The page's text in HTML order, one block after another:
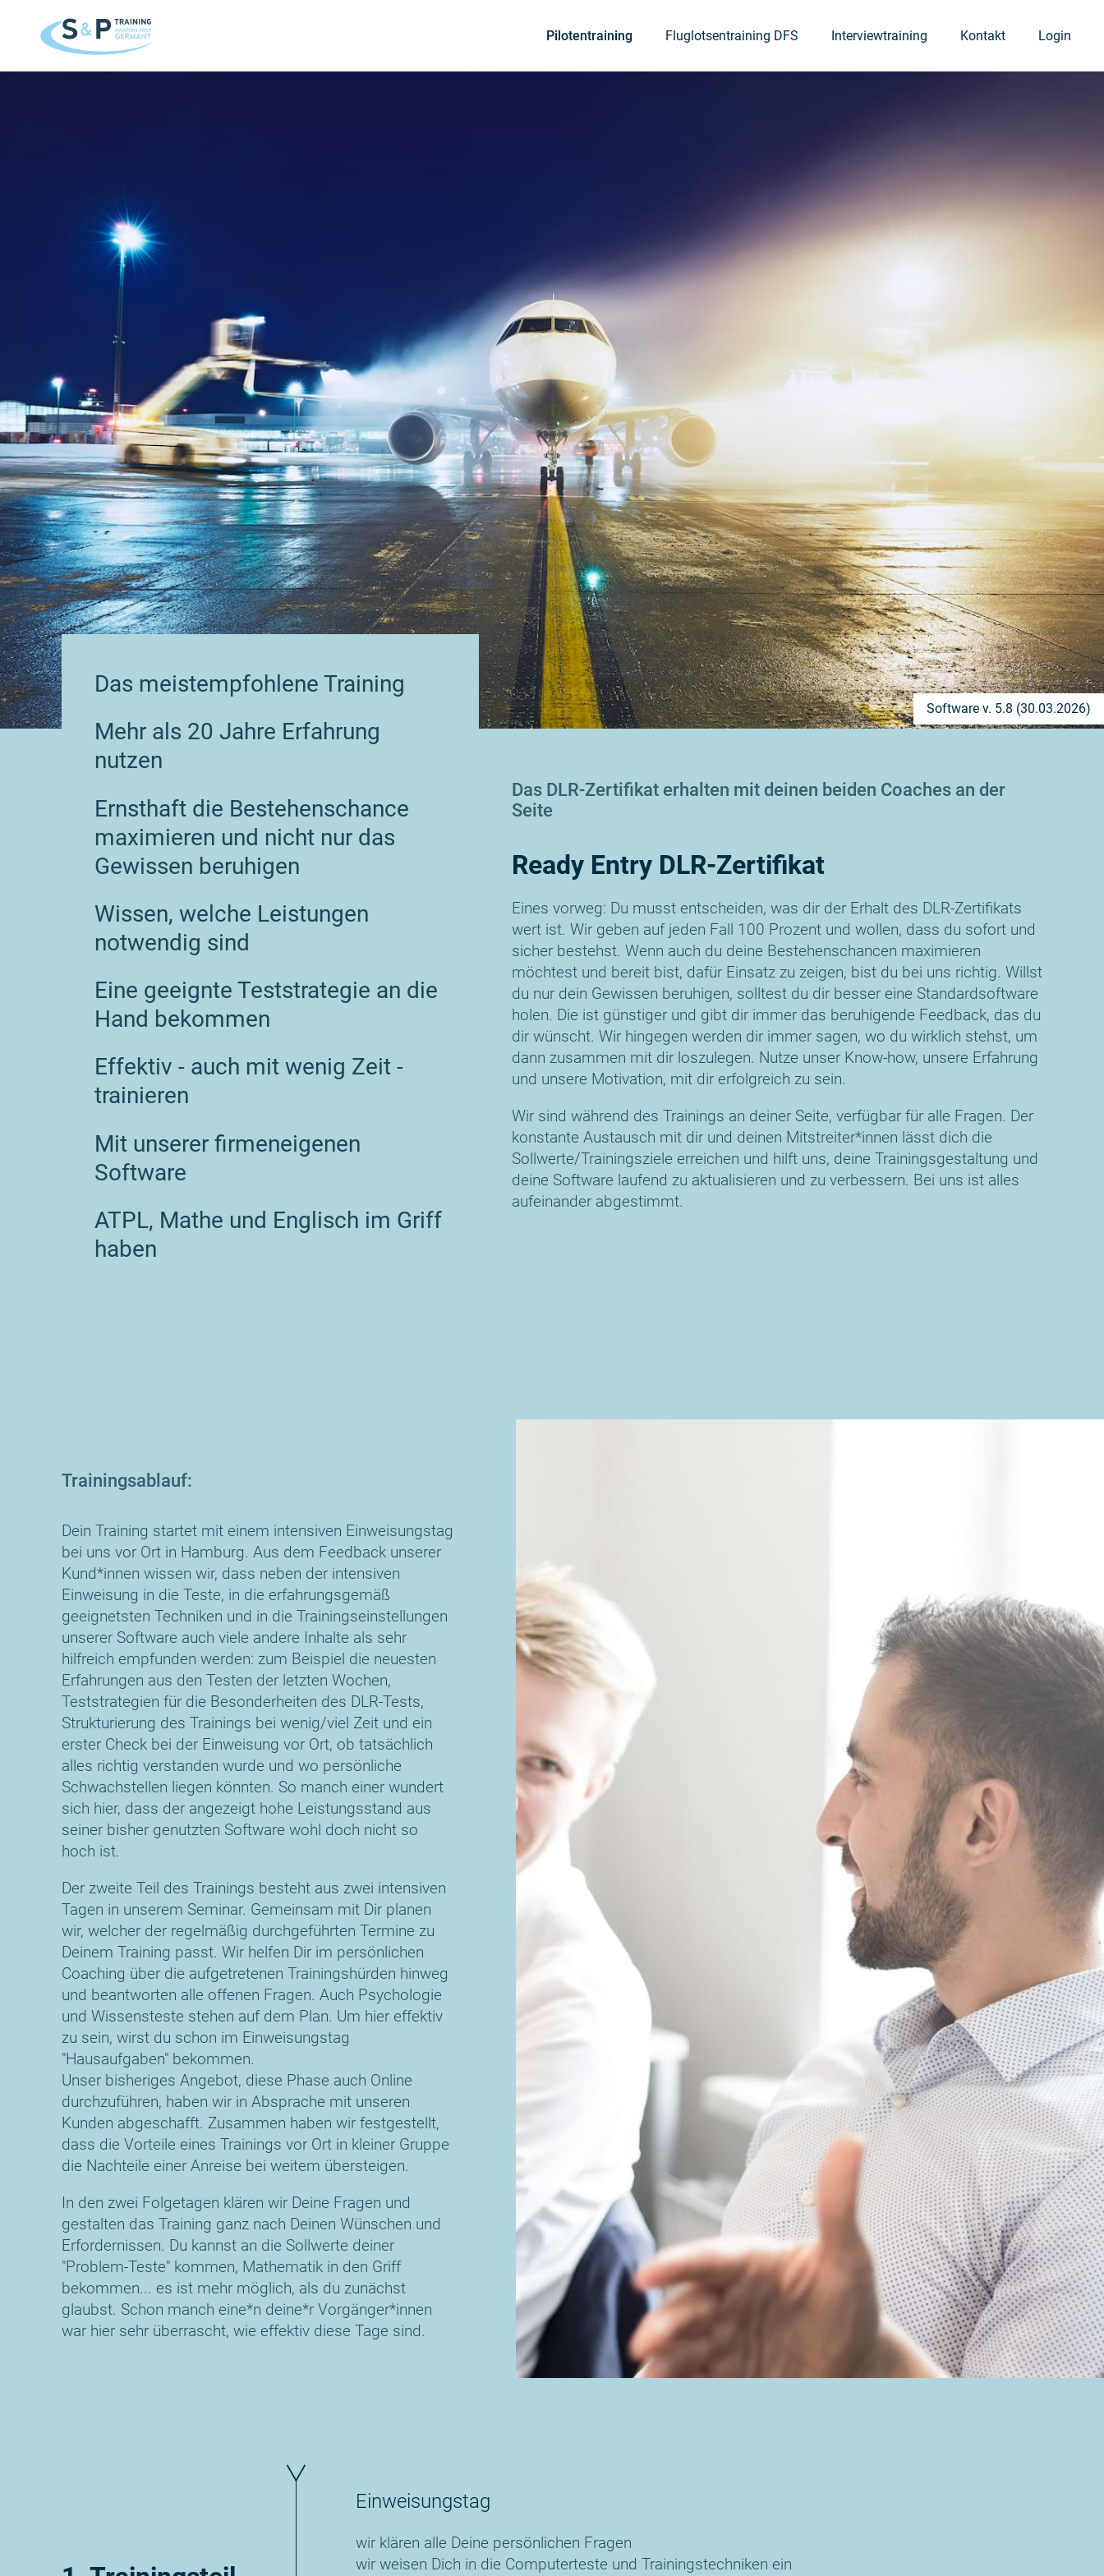
Pilotentraining Fluglotsentraining DFS Interviewtraining Kontakt Login
Software v. 5.8 (30.03.2026)
Das meistempfohlene Training
Mehr als 20 Jahre Erfahrung
nutzen
Ernsthaft die Bestehenschance
maximieren und nicht nur das
Gewissen beruhigen
Wissen, welche Leistungen
notwendig sind
Eine geeignte Teststrategie an die
Hand bekommen
Effektiv - auch mit wenig Zeit -
trainieren
Mit unserer firmeneigenen
Software
ATPL, Mathe und Englisch im Griff
haben
Das DLR-Zertifikat erhalten mit deinen beiden Coaches an der
Seite
Ready Entry DLR-Zertifikat
Eines vorweg: Du musst entscheiden, was dir der Erhalt des DLR-Zertifikats
wert ist. Wir geben auf jeden Fall 100 Prozent und wollen, dass du sofort und
sicher bestehst. Wenn auch du deine Bestehenschancen maximieren
möchtest und bereit bist, dafür Einsatz zu zeigen, bist du bei uns richtig. Willst
du nur dein Gewissen beruhigen, solltest du dir besser eine Standardsoftware
holen. Die ist günstiger und gibt dir immer das beruhigende Feedback, das du
dir wünscht. Wir hingegen werden dir immer sagen, wo du wirklich stehst, um
dann zusammen mit dir loszulegen. Nutze unser Know-how, unsere Erfahrung
und unsere Motivation, mit dir erfolgreich zu sein.
Wir sind während des Trainings an deiner Seite, verfügbar für alle Fragen. Der
konstante Austausch mit dir und deinen Mitstreiter*innen lässt dich die
Sollwerte/Trainingsziele erreichen und hilft uns, deine Trainingsgestaltung und
deine Software laufend zu aktualisieren und zu verbessern. Bei uns ist alles
aufeinander abgestimmt.
Trainingsablauf:
Dein Training startet mit einem intensiven Einweisungstag
bei uns vor Ort in Hamburg. Aus dem Feedback unserer
Kund*innen wissen wir, dass neben der intensiven
Einweisung in die Teste, in die erfahrungsgemäß
geeignetsten Techniken und in die Trainingseinstellungen
unserer Software auch viele andere Inhalte als sehr
hilfreich empfunden werden: zum Beispiel die neuesten
Erfahrungen aus den Testen der letzten Wochen,
Teststrategien für die Besonderheiten des DLR-Tests,
Strukturierung des Trainings bei wenig/viel Zeit und ein
erster Check bei der Einweisung vor Ort, ob tatsächlich
alles richtig verstanden wurde und wo persönliche
Schwachstellen liegen könnten. So manch einer wundert
sich hier, dass der angezeigt hohe Leistungsstand aus
seiner bisher genutzten Software wohl doch nicht so
hoch ist.
Der zweite Teil des Trainings besteht aus zwei intensiven
Tagen in unserem Seminar. Gemeinsam mit Dir planen
wir, welcher der regelmäßig durchgeführten Termine zu
Deinem Training passt. Wir helfen Dir im persönlichen
Coaching über die aufgetretenen Trainingshürden hinweg
und beantworten alle offenen Fragen. Auch Psychologie
und Wissensteste stehen auf dem Plan. Um hier effektiv
zu sein, wirst du schon im Einweisungstag
"Hausaufgaben" bekommen.
Unser bisheriges Angebot, diese Phase auch Online
durchzuführen, haben wir in Absprache mit unseren
Kunden abgeschafft. Zusammen haben wir festgestellt,
dass die Vorteile eines Trainings vor Ort in kleiner Gruppe
die Nachteile einer Anreise bei weitem übersteigen.
In den zwei Folgetagen klären wir Deine Fragen und
gestalten das Training ganz nach Deinen Wünschen und
Erfordernissen. Du kannst an die Sollwerte deiner
"Problem-Teste" kommen, Mathematik in den Griff
bekommen... es ist mehr möglich, als du zunächst
glaubst. Schon manch eine*n deine*r Vorgänger*innen
war hier sehr überrascht, wie effektiv diese Tage sind.
Einweisungstag
wir klären alle Deine persönlichen Fragen
wir weisen Dich in die Computerteste und Trainingstechniken ein